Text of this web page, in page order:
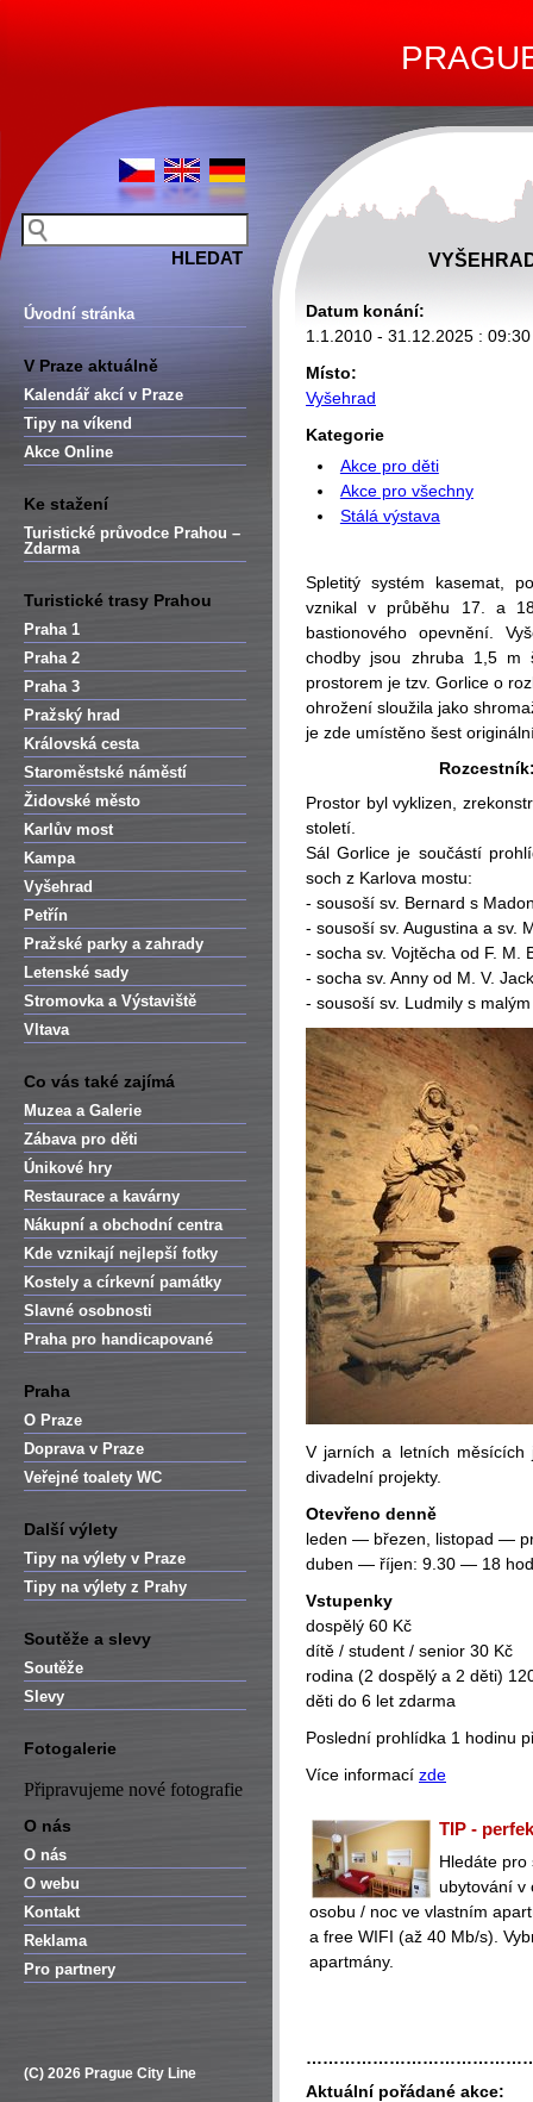
Úvodní stránka
V Praze aktuálně
Kalendář akcí v Praze
Tipy na víkend
Akce Online
Ke stažení
Turistické průvodce Prahou –
Zdarma
Turistické trasy Prahou
Praha 1
Praha 2
Praha 3
Pražský hrad
Královská cesta
Staroměstské náměstí
Židovské město
Karlův most
Kampa
Vyšehrad
Petřín
Pražské parky a zahrady
Letenské sady
Stromovka a Výstaviště
Vltava
Co vás také zajímá
Muzea a Galerie
Zábava pro děti
Únikové hry
Restaurace a kavárny
Nákupní a obchodní centra
Kde vznikají nejlepší fotky
Kostely a církevní památky
Slavné osobnosti
Praha pro handicapované
Praha
O Praze
Doprava v Praze
Veřejné toalety WC
Další výlety
Tipy na výlety v Praze
Tipy na výlety z Prahy
Soutěže a slevy
Soutěže
Slevy
Fotogalerie
Připravujeme nové fotografie
O nás
O nás
O webu
Kontakt
Reklama
Pro partnery
(C) 2026 Prague City Line
Datum konání:
1.1.2010 - 31.12.2025 :
Místo:
Vyšehrad
Kategorie
Akce pro děti
Akce pro všechny
Stálá výstava
Spletitý systém kasemat,
vznikal v průběhu 17. a
bastionového opevnění.
chodby jsou zhruba 1,5 m
prostorem je tzv. Gorlice o
ohrožení sloužila jako
je zde umístěno šest
Prostor byl vyklizen,
století.
Sál Gorlice je součástí
soch z Karlova mostu:
- sousoší sv. Bernard s
- sousoší sv. Augustina a sv.
- socha sv. Vojtěcha od F. M.
- socha sv. Anny od M. V.
- sousoší sv. Ludmily s
V jarních a letních měsících
divadelní projekty.
Otevřeno denně
leden — březen, listopad —
duben — říjen: 9.30 — 18
Vstupenky
dospělý 60 Kč
dítě / student / senior 30 Kč
rodina (2 dospělý a 2 děti)
děti do 6 let zdarma
Poslední prohlídka 1 hodinu
Více informací zde
TIP -
Hledáte pro
ubytování v
osobu / noc ve vlastním
a free WIFI (až 40 Mb/s).
apartmány.
Aktuální pořádané akce: